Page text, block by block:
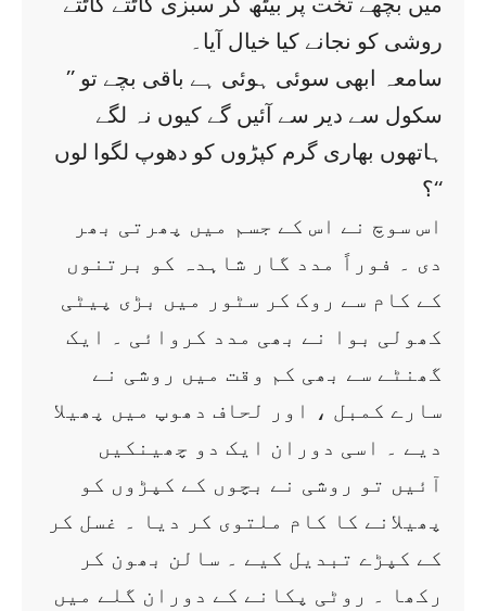
روشی کو نجانے کیا خیال آیا۔
’’ سامعہ ابھی سوئی ہوئی ہے باقی بچے تو
سکول سے دیر سے آئیں گے کیوں نہ لگے
ہاتھوں بھاری گرم کپڑوں کو دھوپ لگوا لوں
؟‘‘
اس سوچ نے اس کے جسم میں پھرتی بھر
دی ۔ فوراً مدد گار شاہدہ کو برتنوں
کے کام سے روک کر سٹور میں بڑی پیٹی
کھولی بوا نے بھی مدد کروائی ۔ ایک
گھنٹے سے بھی کم وقت میں روشی نے
سارے کمبل ، اور لحاف دھوپ میں پھیلا
دیے ۔ اسی دوران ایک دو چھینکیں
آئیں تو روشی نے بچوں کے کپڑوں کو
پھیلانے کا کام ملتوی کر دیا ۔ غسل کر
کے کپڑے تبدیل کیے ۔ سالن بھون کر
رکھا ۔ روٹی پکانے کے دوران گلے میں